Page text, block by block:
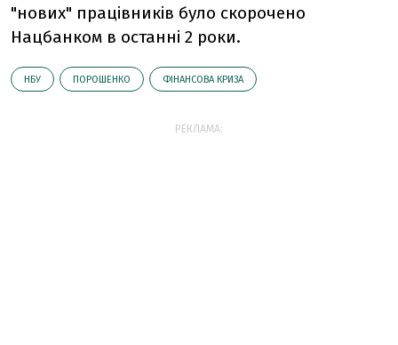
"нових" працівників було скорочено
Нацбанком в останні 2 роки.
НБУ ПОРОШЕНКО ФІНАНСОВА КРИЗА
РЕКЛАМА: